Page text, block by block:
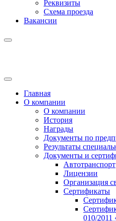
Реквизиты
Схема проезда
Вакансии
Главная
О компании
О компании
История
Награды
Документы по
Результаты
Документы и
Автотранспорт
Лицензии
Организация
Cертификаты
010/2011